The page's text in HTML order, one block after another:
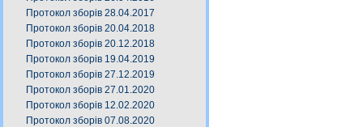
Протокол зборів 28.04.2017
Протокол зборів 20.04.2018
Протокол зборів 20.12.2018
Протокол зборів 19.04.2019
Протокол зборів 27.12.2019
Протокол зборів 27.01.2020
Протокол зборів 12.02.2020
Протокол зборів 07.08.2020